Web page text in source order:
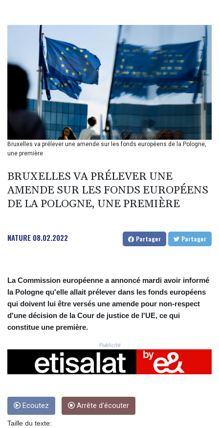
BMD 1.154855
BND 1.478624
BOB 14.004993
BRL 5.916207
BSD 1.153151
BTN 109.628664
BWP 15.63742
BYN 3.410563
BYR 22635.15384
BZD 2.319233
CAD 1.618125
CDF 2611.126427
CLF 0.026733
CLP 1055.559908
CNY 7.795147
CNH 7.793913
CUC 1.154855
CUP 30.603652
DKK 7.47541
DOP 67.250199
DZD 153.530983
EGP 57.54318
FJD 2.553963
FKP 0.857848
GBP 0.857774
GHS 13.520339
GIP 0.857848
Bruxelles va prélever une amende sur les fonds européens de la Pologne,
une première
BRUXELLES VA PRÉLEVER UNE
AMENDE SUR LES FONDS EUROPÉENS
DE LA POLOGNE, UNE PREMIÈRE
NATURE 08.02.2022 Partager Partager
La Commission européenne a annoncé mardi avoir informé
la Pologne qu'elle allait prélever dans les fonds européens
qui doivent lui être versés une amende pour non-respect
d'une décision de la Cour de justice de l'UE, ce qui
constitue une première.
Publicité
Ecoutez Arrête d'écouter
Taille du texte: